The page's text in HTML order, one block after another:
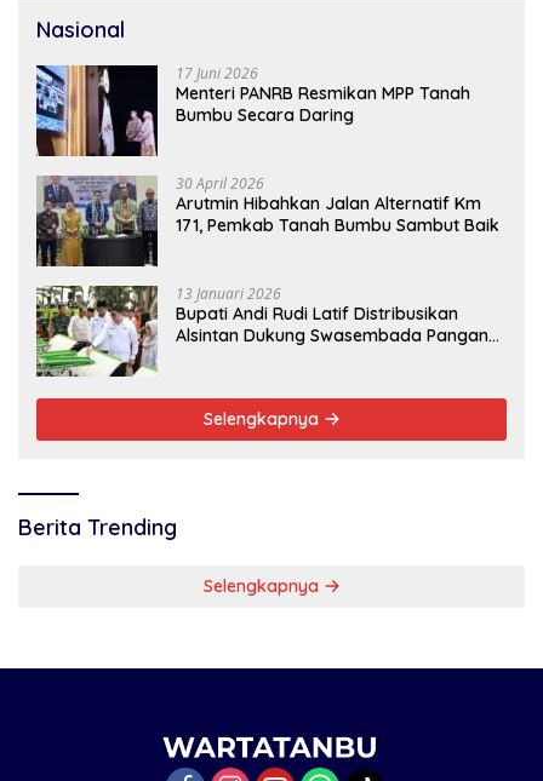
Nasional
17 Juni 2026
Menteri PANRB Resmikan MPP Tanah
Bumbu Secara Daring
30 April 2026
Arutmin Hibahkan Jalan Alternatif Km
171, Pemkab Tanah Bumbu Sambut Baik
13 Januari 2026
Bupati Andi Rudi Latif Distribusikan
Alsintan Dukung Swasembada Pangan
Selengkapnya
Berita Trending
Selengkapnya